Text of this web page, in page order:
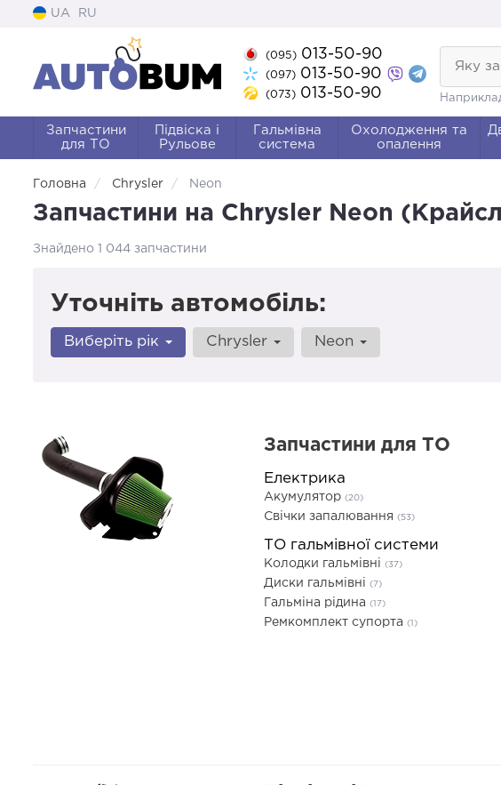
UA RU
(095)013-50-90
(097)013-50-90
(073)013-50-90
Яку
Запчастини
для ТО
Підвіска і
Рульове
Гальмівна
система
Охолодження та
опалення
Головна Chrysler Neon
Запчастини на Chrysler Neon
Знайдено 1 044 запчастини
Уточніть автомобіль:
Виберіть рік Chrysler Neon
Запчастини для ТО
Електрика
Акумулятор (20)
Свічки запалювання (53)
ТО гальмівної системи
Колодки гальмівні (37)
Диски гальмівні (7)
Гальміна рідина (17)
Ремкомплект супорта (1)